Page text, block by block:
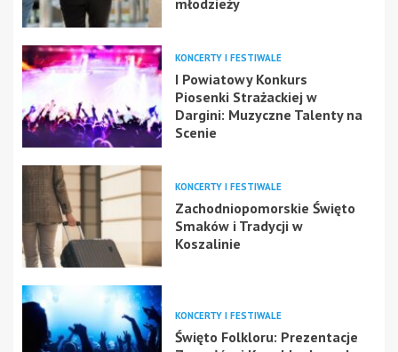
KONCERTY I FESTIWALE
I Powiatowy Konkurs
Piosenki Strażackiej w
Dargini: Muzyczne Talenty na
Scenie
KONCERTY I FESTIWALE
Zachodniopomorskie Święto
Smaków i Tradycji w
Koszalinie
KONCERTY I FESTIWALE
Święto Folkloru: Prezentacje